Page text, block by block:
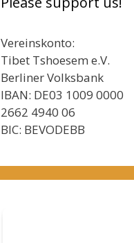
Vereinskonto:
Tibet Tshoesem e.V.
Berliner Volksbank
IBAN: DE03 1009 0000
2662 4940 06
BIC: BEVODEBB